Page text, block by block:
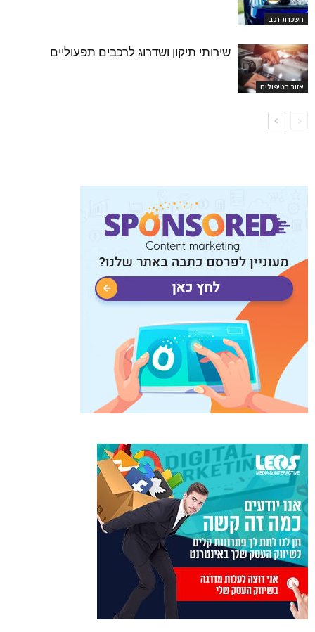
השכרת רכב
אזור הטיפולים
שירותי תיקון ושדרוג לרכבים תפעוליים